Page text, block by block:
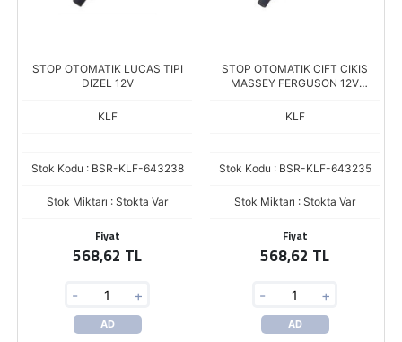
STOP OTOMATIK LUCAS TIPI
DIZEL 12V
KLF
Stok Kodu : BSR-KLF-643238
Stok Miktarı : Stokta Var
Fiyat
568,62 TL
- +
AD
STOP OTOMATIK CIFT CIKIS
MASSEY FERGUSON 12V
KLF
Stok Kodu : BSR-KLF-643235
Stok Miktarı : Stokta Var
Fiyat
568,62 TL
- +
AD